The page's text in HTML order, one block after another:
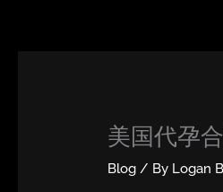
美国代孕
Blog / By Logan